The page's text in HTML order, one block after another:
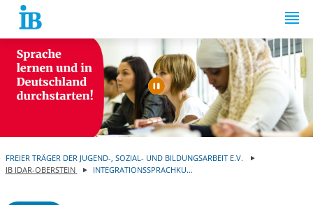
Springe zum Inhalt
Automatische
FREIER TRÄGER DER JUGEND-, SOZIAL- UND BILDUNGSARBEIT E.V.
IB IDAR-OBERSTEIN
INTEGRATIONSSPRACHKU...